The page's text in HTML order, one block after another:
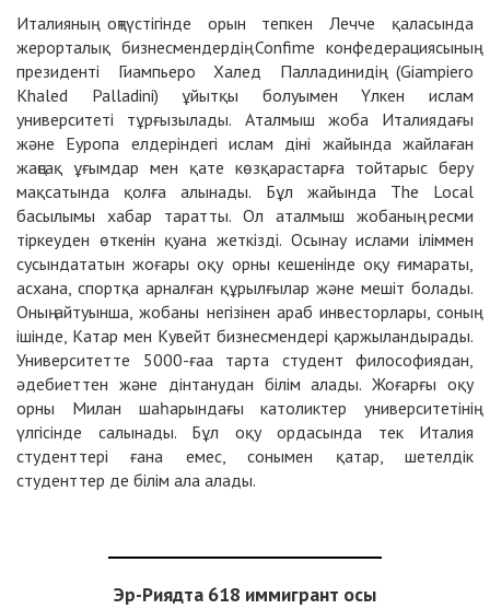
Италияның оңтүстігінде орын тепкен Лечче қаласында
жерорталық бизнесмендердің Confime конфедерациясының
президенті Гиампьеро Халед Палладинидің (Giampiero
Khaled Palladini) ұйытқы болуымен Үлкен ислам
университеті тұрғызылады. Аталмыш жоба Италиядағы
және Еуропа елдеріндегі ислам діні жайында жайлаған
жаңсақ ұғымдар мен қате көзқарастарға тойтарыс беру
мақсатында қолға алынады. Бұл жайында The Local
басылымы хабар таратты. Ол аталмыш жобаның ресми
тіркеуден өткенін қуана жеткізді. Осынау ислами іліммен
сусындататын жоғары оқу орны кешенінде оқу ғимараты,
асхана, спортқа арналған құрылғылар және мешіт болады.
Оның айтуынша, жобаны негізінен араб инвесторлары, соның
ішінде, Катар мен Кувейт бизнесмендері қаржыландырады.
Университетте 5000-ғаа тарта студент философиядан,
әдебиеттен және дінтанудан білім алады. Жоғарғы оқу
орны Милан шаһарындағы католиктер университетінің
үлгісінде салынады. Бұл оқу ордасында тек Италия
студенттері ғана емес, сонымен қатар, шетелдік
студенттер де білім ала алады.
Эр-Риядта 618 иммигрант осы